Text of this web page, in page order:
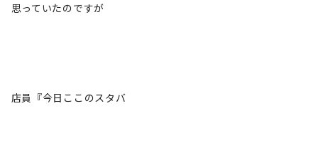
思っていたのですが
店員『今日ここのスタバ